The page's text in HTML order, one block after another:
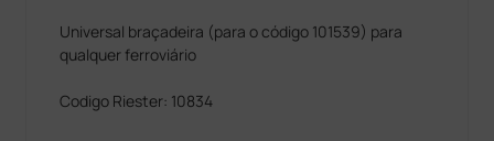
Universal braçadeira (para o código 101539) para
qualquer ferroviário
Codigo Riester: 10834